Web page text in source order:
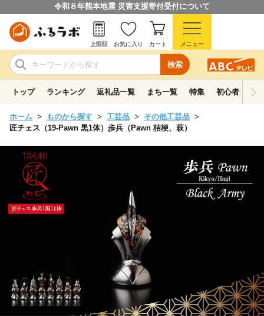
令和８年熊本地震 災害支援寄付受付について
検索
上限額 お気に入り カート メニュー
トップ ランキング 返礼品一覧 まち一覧 特集 初心者ガイド
ホーム ものから探す 工芸品
その他工芸品
匠チェス（19-Pawn 黒1体）歩兵（Pawn 桔梗、萩）